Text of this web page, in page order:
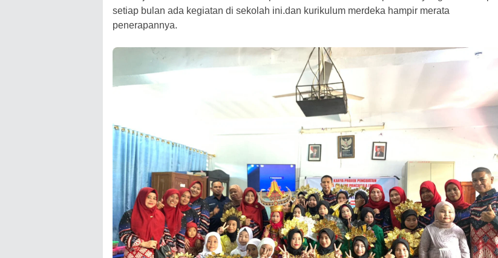
setiap bulan ada kegiatan di sekolah ini.dan kurikulum merdeka hampir merata
penerapannya.